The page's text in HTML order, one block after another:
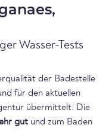
Wasser-Tests
der Badestelle
für den aktuellen
übermittelt. Die
gut und zum Baden